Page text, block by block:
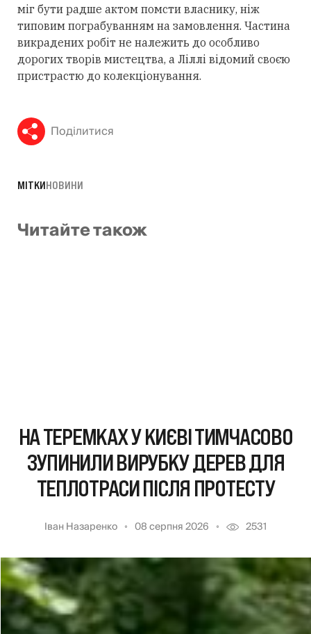
міг бути радше актом помсти власнику, ніж
типовим пограбуванням на замовлення. Частина
викрадених робіт не належить до особливо
дорогих творів мистецтва, а Ліллі відомий своєю
пристрастю до колекціонування.
Поділитися
МІТКИНОВИНИ
Читайте також
НА ТЕРЕМКАХ У КИЄВІ ТИМЧАСОВО
ЗУПИНИЛИ ВИРУБКУ ДЕРЕВ ДЛЯ
ТЕПЛОТРАСИ ПІСЛЯ ПРОТЕСТУ
Іван Назаренко 08 серпня 2026 2531